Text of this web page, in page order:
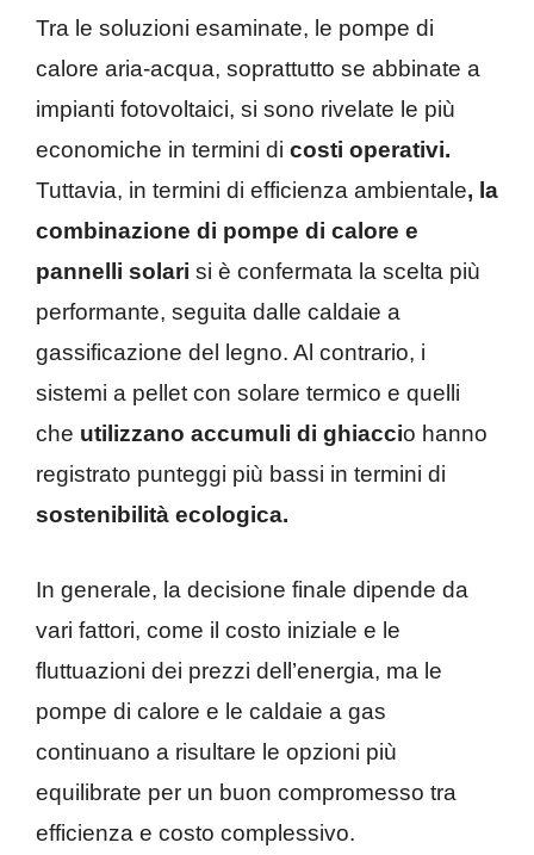
Tra le soluzioni esaminate, le pompe di
calore aria-acqua, soprattutto se abbinate a
impianti fotovoltaici, si sono rivelate le più
economiche in termini di costi operativi.
Tuttavia, in termini di efficienza ambientale, la
combinazione di pompe di calore e
pannelli solari si è confermata la scelta più
performante, seguita dalle caldaie a
gassificazione del legno. Al contrario, i
sistemi a pellet con solare termico e quelli
che utilizzano accumuli di ghiaccio hanno
registrato punteggi più bassi in termini di
sostenibilità ecologica.
In generale, la decisione finale dipende da
vari fattori, come il costo iniziale e le
fluttuazioni dei prezzi dell’energia, ma le
pompe di calore e le caldaie a gas
continuano a risultare le opzioni più
equilibrate per un buon compromesso tra
efficienza e costo complessivo.